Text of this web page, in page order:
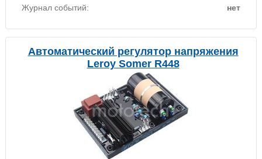
Журнал событий:
нет
Автоматический регулятор напряжения
Leroy Somer R448